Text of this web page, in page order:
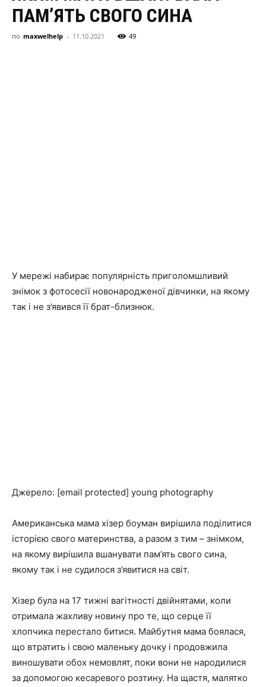
ПАМ’ЯТЬ СВОГО СИНА
по maxwelhelp - 11.10.2021 49
У мережі набирає популярність приголомшливий
знімок з фотосесії новонародженої дівчинки, на якому
так і не з’явився її брат-близнюк.
Джерело: [email protected] young photography
Американська мама хізер боуман вирішила поділитися
історією свого материнства, а разом з тим – знімком,
на якому вирішила вшанувати пам’ять свого сина,
якому так і не судилося з’явитися на світ.
Хізер була на 17 тижні вагітності двійнятами, коли
отримала жахливу новину про те, що серце її
хлопчика перестало битися. Майбутня мама боялася,
що втратить і свою маленьку дочку і продовжила
виношувати обох немовлят, поки вони не народилися
за допомогою кесаревого розтину. На щастя, малятко